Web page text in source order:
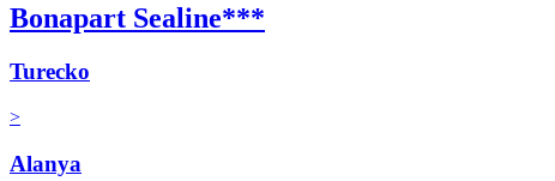
Bonapart Sealine***
Turecko
>
Alanya